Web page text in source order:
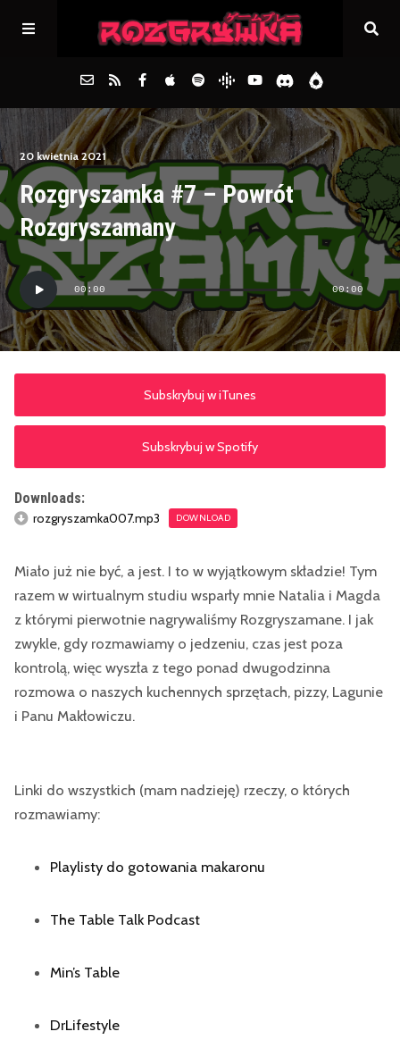
Główna
Archiwum
FAQs
Kontakt
20 kwietnia 2021
Rozgryszamka #7 – Powrót
Rozgryszamany
Odtwarzacz
plików
dźwiękowych
00:00 00:00
Subskrybuj w iTunes
Subskrybuj w Spotify
Downloads:
rozgryszamka007.mp3 DOWNLOAD
Miało już nie być, a jest. I to w wyjątkowym składzie! Tym
razem w wirtualnym studiu wsparły mnie Natalia i Magda
z którymi pierwotnie nagrywaliśmy Rozgryszamane. I jak
zwykle, gdy rozmawiamy o jedzeniu, czas jest poza
kontrolą, więc wyszła z tego ponad dwugodzinna
rozmowa o naszych kuchennych sprzętach, pizzy, Lagunie
i Panu Makłowiczu.
Linki do wszystkich (mam nadzieję) rzeczy, o których
rozmawiamy:
Playlisty do gotowania makaronu
The Table Talk Podcast
Min’s Table
DrLifestyle